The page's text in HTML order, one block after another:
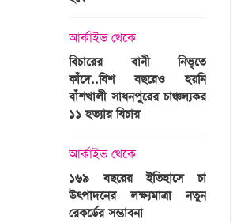
আর্কাইভ থেকে
বিচারের বানী নিভৃতে
কাঁদে..বিশ বছরেও হয়নি
বাঁশখালী সাধনপুরের চাঞ্চল্যকর
১১ হত্যার বিচার
আর্কাইভ থেকে
১৬৯ বছরের ইতিহাসে চা
উৎপাদনের লক্ষ্যমাত্রা নতুন
রেকর্ডের সম্ভাবনা